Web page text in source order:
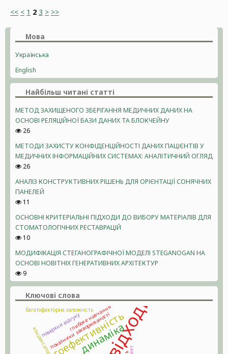
<< < 1 2 3 > >>
Мова
Українська
English
Найбільш читані статті
МЕТОД ЗАХИЩЕНОГО ЗБЕРІГАННЯ МЕДИЧНИХ ДАНИХ НА
ОСНОВІ РЕЛЯЦІЙНОЇ БАЗИ ДАНИХ ТА БЛОКЧЕЙНУ
26
МЕТОДИ ЗАХИСТУ КОНФІДЕНЦІЙНОСТІ ДАНИХ ПАЦІЄНТІВ У
МЕДИЧНИХ ІНФОРМАЦІЙНИХ СИСТЕМАХ: АНАЛІТИЧНИЙ ОГЛЯД
26
АНАЛІЗ КОНСТРУКТИВНИХ РІШЕНЬ ДЛЯ ОРІЄНТАЦІЇ СОНЯЧНИХ
ПАНЕЛЕЙ
11
ОСНОВНІ КРИТЕРІАЛЬНІ ПІДХОДИ ДО ВИБОРУ МАТЕРІАЛІВ ДЛЯ
СТОМАТОЛОГІЧНИХ РЕСТАВРАЦІЙ
10
МОДИФІКАЦІЯ СТЕГАНОГРАФІЧНОЇ МОДЕЛІ STEGANOGAN НА
ОСНОВІ НОВІТНІХ ГЕНЕРАТИВНИХ АРХІТЕКТУР
9
Ключові слова
динаміка
енергоефективність
показники захворюваності
конденсатор
глибоке навчання
поверхня відгуку
багатофакторна залежність